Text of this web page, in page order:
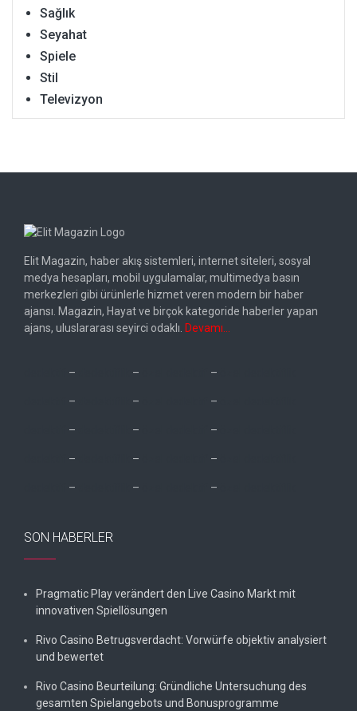
Sağlık
Seyahat
Spiele
Stil
Televizyon
Elit Magazin, haber akış sistemleri, internet siteleri, sosyal
medya hesapları, mobil uygulamalar, multimedya basın
merkezleri gibi ürünlerle hizmet veren modern bir haber
ajansı. Magazin, Hayat ve birçok kategoride haberler yapan
ajans, uluslararası seyirci odaklı. Devamı…
– – –
– – –
– – –
– – –
– – –
SON HABERLER
Pragmatic Play verändert den Live Casino Markt mit
innovativen Spiellösungen
Rivo Casino Betrugsverdacht: Vorwürfe objektiv analysiert
und bewertet
Rivo Casino Beurteilung: Gründliche Untersuchung des
gesamten Spielangebots und Bonusprogramme